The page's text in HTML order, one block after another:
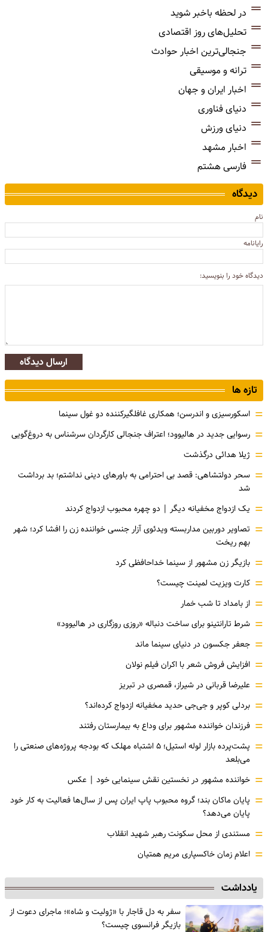
در لحظه باخبر شوید
تحلیل‌های روز اقتصادی
جنجالی‌ترین اخبار حوادث
ترانه و موسیقی
اخبار ایران و جهان
دنیای فناوری
دنیای ورزش
اخبار مشهد
فارسی هشتم
دیدگاه
نام
رایانامه
دیدگاه خود را بنویسید:
ارسال دیدگاه
تازه ها
= اسکورسیزی و اندرسن؛ همکاری غافلگیرکننده دو غول سینما
= رسوایی جدید در هالیوود؛ اعتراف جنجالی کارگردان سرشناس به دروغ‌گویی
= ژیلا هدائی درگذشت
= سحر دولتشاهی: قصد بی احترامی به باورهای دینی نداشتم؛ بد برداشت
شد
= یک ازدواج مخفیانه دیگر | دو چهره محبوب ازدواج کردند
= تصاویر دوربین مداربسته ویدئوی آزار جنسی خواننده زن را افشا کرد؛ شهر
بهم ریخت
= بازیگر زن مشهور از سینما خداحافظی کرد
= کارت ویزیت لمینت چیست؟
= از بامداد تا شب خمار
= شرط تارانتینو برای ساخت دنباله «روزی روزگاری در هالیوود»
= جعفر جکسون در دنیای سینما ماند
= افزایش فروش شعر با اکران فیلم نولان
= علیرضا قربانی در شیراز، قمصری در تبریز
= بردلی کوپر و جی‌جی حدید مخفیانه ازدواج کرده‌اند؟
= فرزندان خواننده مشهور برای وداع به بیمارستان رفتند
=
پشت‌پرده بازار لوله استیل؛ ۵ اشتباه مهلک که بودجه پروژه‌های صنعتی را
می‌بلعد
= خواننده مشهور در نخستین نقش سینمایی خود |‌ عکس
= پایان ماکان بند؛ گروه محبوب پاپ ایران پس از سال‌ها فعالیت به کار خود
پایان می‌دهد؟
= مستندی از محل سکونت رهبر شهید انقلاب
= اعلام زمان خاکسپاری مریم همتیان
یادداشت
سفر به دل قاجار با «ژولیت و شاه»؛ ماجرای دعوت از
‌بازیگر فرانسوی چیست؟